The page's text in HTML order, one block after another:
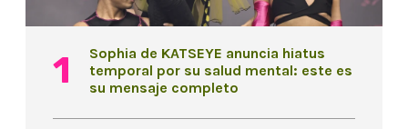
Sophia de KATSEYE anuncia hiatus
temporal por su salud mental: este es
su mensaje completo